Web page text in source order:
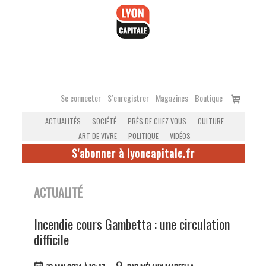
Se connecter S’enregistrer Magazines Boutique
Voir
ACTUALITÉS SOCIÉTÉ PRÈS DE CHEZ VOUS
CULTURE
ART DE VIVRE
POLITIQUE VIDÉOS
S'abonner à lyoncapitale.fr
ACTUALITÉ
Incendie cours Gambetta : une circulation
difficile